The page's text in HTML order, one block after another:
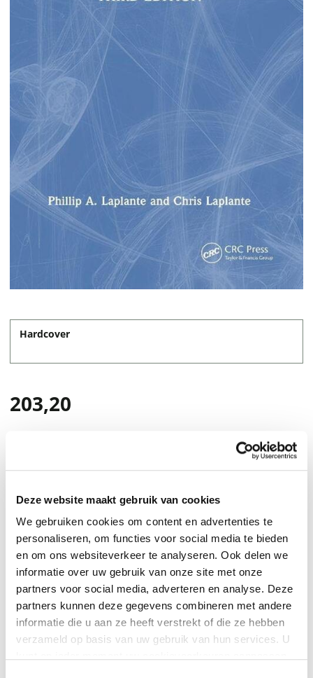
Deze website maakt gebruik van cookies
We gebruiken cookies om content en advertenties te
personaliseren, om functies voor social media te bieden
en om ons websiteverkeer te analyseren. Ook delen we
informatie over uw gebruik van onze site met onze
partners voor social media, adverteren en analyse. Deze
partners kunnen deze gegevens combineren met andere
informatie die u aan ze heeft verstrekt of die ze hebben
verzameld op basis van uw gebruik van hun services. U
Hardcover
203,20
This guide complements traditional technical writing
manuals through first-hand examples that help readers
understand practical considerations in writing
technical content. The new edition includes new